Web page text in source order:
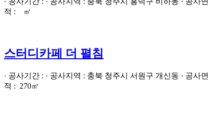
적 : ㎡
스터디카페 더 펼침
· 공사기간 : · 공사지역 : 충북 청주시 서원구 개신동 · 공사면
적 : 270㎡